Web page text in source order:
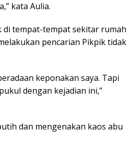
kata Aulia.
di tempat-tempat sekitar rumah
pencarian Pikpik tidak
keponakan saya. Tapi
dengan kejadian ini,”
dan mengenakan kaos abu